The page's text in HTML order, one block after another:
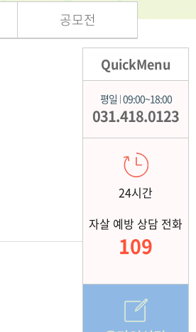
공모전
QuickMenu
평일 | 09:00~18:00
031.418.0123
24시간
자살 예방 상담 전화
109